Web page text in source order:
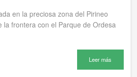
en la preciosa zona del Pirineo
la frontera con el Parque de Ordesa
Leer más